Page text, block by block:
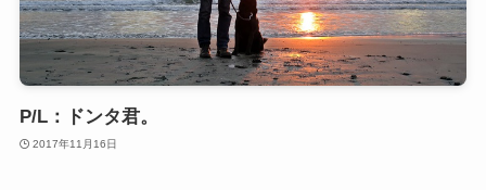
P/L：ドンタ君。
2017年11月16日